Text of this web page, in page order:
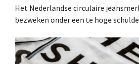
Het Nederlandse circulaire
bezweken onder een te hoge
evenwel dat het verhaal hiermee niet